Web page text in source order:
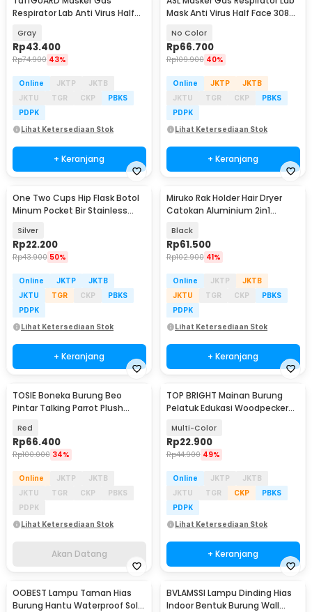
Respirator Lab Anti Virus Half
Gray
Rp43.400
Rp74.900 43%
Online JKTP
JKTB
JKTU
TGR CKP
PBKS
PDPK
Lihat Ketersediaan Stok
+ Keranjang
Mask Anti Virus Half Face 308
No Color
Rp66.700
Rp109.900 40%
Online JKTP
JKTB
JKTU
TGR CKP
PBKS
PDPK
Lihat Ketersediaan Stok
+ Keranjang
One Two Cups Hip Flask Botol
Minum Pocket Bir Stainless
Silver
Rp22.200
Rp43.900 50%
Online JKTP
JKTB
JKTU
TGR CKP
PBKS
PDPK
Lihat Ketersediaan Stok
+ Keranjang
Miruko Rak Holder Hair Dryer
Catokan Aluminium 2in1
Black
Rp61.500
Rp102.900 41%
Online JKTP
JKTB
JKTU
TGR CKP
PBKS
PDPK
Lihat Ketersediaan Stok
+ Keranjang
Akan Datang
TOSIE Boneka Burung Beo
Pintar Talking Parrot Plush
Red
Rp66.400
Rp100.000 34%
Online JKTP
JKTB
JKTU
TGR CKP
PBKS
PDPK
Lihat Ketersediaan Stok
Akan Datang
TOP BRIGHT Mainan Burung
Pelatuk Edukasi Woodpecker
Multi-Color
Rp22.900
Rp44.900 49%
Online JKTP
JKTB
JKTU
TGR CKP
PBKS
PDPK
Lihat Ketersediaan Stok
+ Keranjang
OOBEST Lampu Taman Hias
Burung Hantu Waterproof Solar
BVLAMSSI Lampu Dinding Hias
Indoor Bentuk Burung Wall